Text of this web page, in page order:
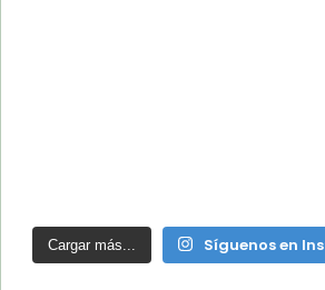
Cargar más... Síguenos en